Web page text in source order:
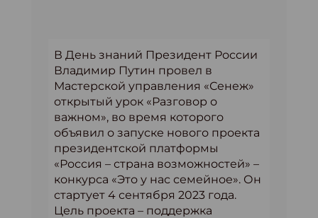
В День знаний Президент России
Владимир Путин провел в
Мастерской управления «Сенеж»
открытый урок «Разговор о
важном», во время которого
объявил о запуске нового проекта
президентской платформы
«Россия – страна возможностей» –
конкурса «Это у нас семейное». Он
стартует 4 сентября 2023 года.
Цель проекта – поддержка